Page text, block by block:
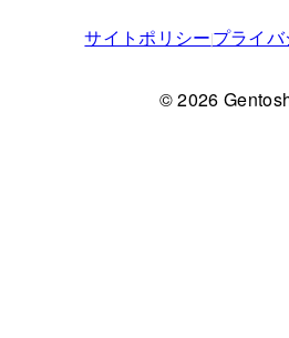
サイトポリシープライ
© 2026